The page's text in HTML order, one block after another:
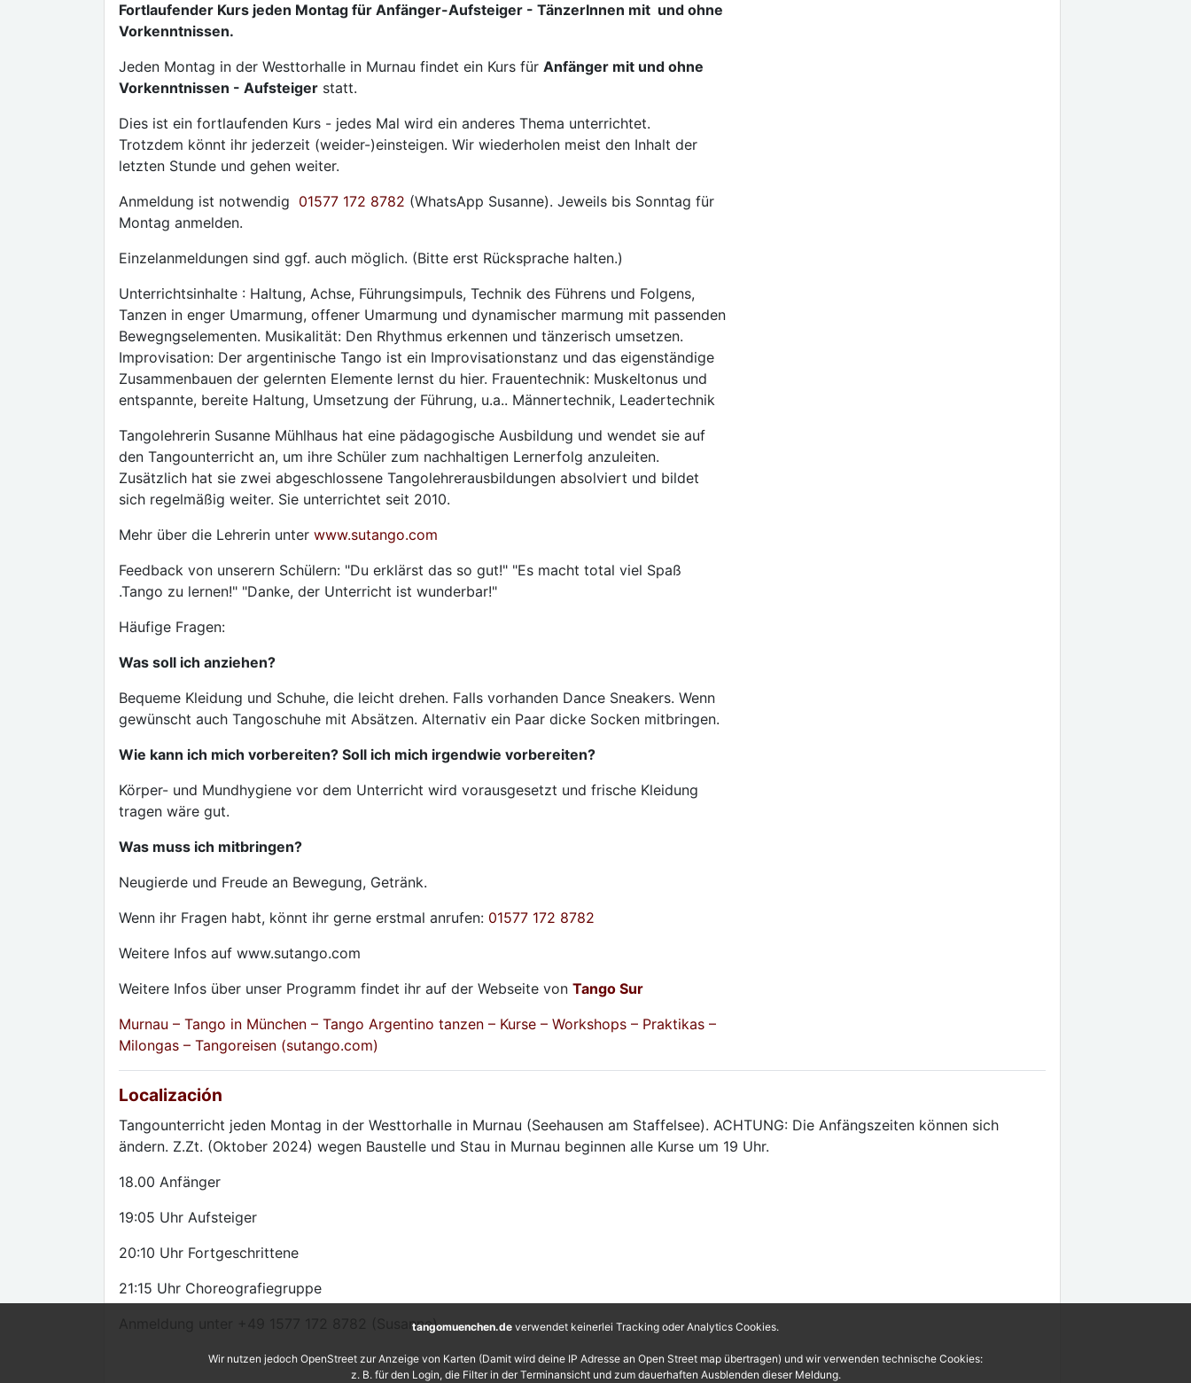
Fortlaufender Kurs jeden Montag für Anfänger-Aufsteiger - TänzerInnen mit und ohne
Vorkenntnissen.
Jeden Montag in der Westtorhalle in Murnau findet ein Kurs für Anfänger mit und ohne
Vorkenntnissen - Aufsteiger statt.
Dies ist ein fortlaufenden Kurs - jedes Mal wird ein anderes Thema unterrichtet.
Trotzdem könnt ihr jederzeit (weider-)einsteigen. Wir wiederholen meist den Inhalt der
letzten Stunde und gehen weiter.
Anmeldung ist notwendig 01577 172 8782 (WhatsApp Susanne). Jeweils bis Sonntag für
Montag anmelden.
Einzelanmeldungen sind ggf. auch möglich. (Bitte erst Rücksprache halten.)
Unterrichtsinhalte : Haltung, Achse, Führungsimpuls, Technik des Führens und Folgens,
Tanzen in enger Umarmung, offener Umarmung und dynamischer marmung mit passenden
Bewegngselementen. Musikalität: Den Rhythmus erkennen und tänzerisch umsetzen.
Improvisation: Der argentinische Tango ist ein Improvisationstanz und das eigenständige
Zusammenbauen der gelernten Elemente lernst du hier. Frauentechnik: Muskeltonus und
entspannte, bereite Haltung, Umsetzung der Führung, u.a.. Männertechnik, Leadertechnik
Tangolehrerin Susanne Mühlhaus hat eine pädagogische Ausbildung und wendet sie auf
den Tangounterricht an, um ihre Schüler zum nachhaltigen Lernerfolg anzuleiten.
Zusätzlich hat sie zwei abgeschlossene Tangolehrerausbildungen absolviert und bildet
sich regelmäßig weiter. Sie unterrichtet seit 2010.
Mehr über die Lehrerin unter www.sutango.com
Feedback von unserern Schülern: "Du erklärst das so gut!" "Es macht total viel Spaß
.Tango zu lernen!" "Danke, der Unterricht ist wunderbar!"
Häufige Fragen:
Was soll ich anziehen?
Bequeme Kleidung und Schuhe, die leicht drehen. Falls vorhanden Dance Sneakers. Wenn
gewünscht auch Tangoschuhe mit Absätzen. Alternativ ein Paar dicke Socken mitbringen.
Wie kann ich mich vorbereiten? Soll ich mich irgendwie vorbereiten?
Körper- und Mundhygiene vor dem Unterricht wird vorausgesetzt und frische Kleidung
tragen wäre gut.
Was muss ich mitbringen?
Neugierde und Freude an Bewegung, Getränk.
Wenn ihr Fragen habt, könnt ihr gerne erstmal anrufen: 01577 172 8782
Weitere Infos auf www.sutango.com
Weitere Infos über unser Programm findet ihr auf der Webseite von Tango Sur
Murnau – Tango in München – Tango Argentino tanzen – Kurse – Workshops – Praktikas –
Milongas – Tangoreisen (sutango.com)
Localización
Tangounterricht jeden Montag in der Westtorhalle in Murnau (Seehausen am Staffelsee). ACHTUNG: Die Anfängszeiten können sich
ändern. Z.Zt. (Oktober 2024) wegen Baustelle und Stau in Murnau beginnen alle Kurse um 19 Uhr.
18.00 Anfänger
19:05 Uhr Aufsteiger
20:10 Uhr Fortgeschrittene
21:15 Uhr Choreografiegruppe
Anmeldung unter +49 1577 172 8782 (Susanne)tangomuenchen.de verwendet keinerlei Tracking oder Analytics Cookies.
Wir nutzen jedoch OpenStreet zur Anzeige von Karten (Damit wird deine IP Adresse an Open Street map übertragen) und wir verwenden technische Cookies:
z. B. für den Login, die Filter in der Terminansicht und zum dauerhaften Ausblenden dieser Meldung.